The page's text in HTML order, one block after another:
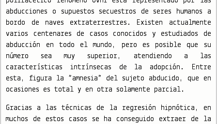
abducciones o supuestos secuestros de seres humanos a
bordo de naves extraterrestres. Existen actualmente
varios centenares de casos conocidos y estudiados de
abducción en todo el mundo, pero es posible que su
número sea muy superior, atendiendo a las
características intrínsecas de la adopción. Entre
esta, figura la “amnesia” del sujeto abducido, que en
ocasiones es total y en otra solamente parcial.
Gracias a las técnicas de la regresión hipnótica, en
muchos de estos casos se ha conseguido extraer de la